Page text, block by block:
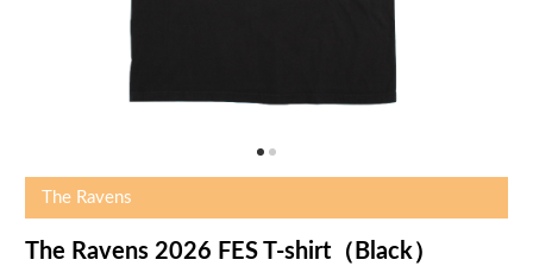
The Ravens
The Ravens 2026 FES T-shirt（Black）